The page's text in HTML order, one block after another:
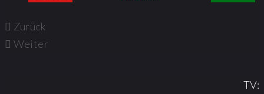
Zurück
Weiter
TV: